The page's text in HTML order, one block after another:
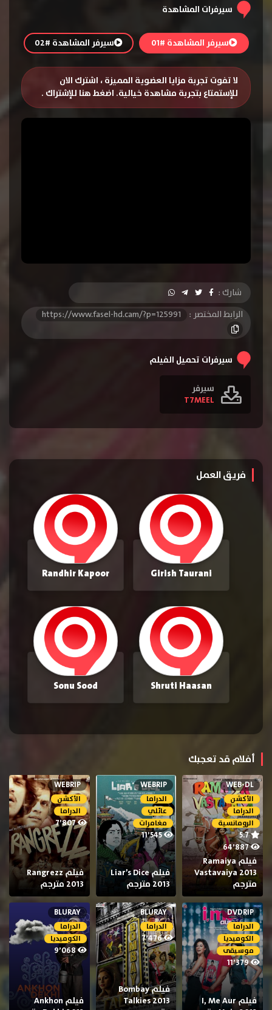
سيرفرات المشاهدة
سيرفر المشاهدة #01 سيرفر المشاهدة #02
لا تفوت تجربة مزايا العضوية المميزة ، اشترك الان
للإستمتاع بتجربة مشاهدة خيالية. اضغط هنا للإشتراك .
شارك :
الرابط المختصر :
https://www.fasel-hd.cam/?p=125991
سيرفرات تحميل الفيلم
سيرفر
T7MEEL
فريق العمل
Girish Taurani
Randhir Kapoor
Shruti Haasan
Sonu Sood
أفلام قد تعجبك
WEB-DL
الأكشن
الدراما
الرومانسية
5.7
64٬887
فيلم Ramaiya
Vastavaiya 2013
مترجم
WEBRIP
الدراما
عائلي
مغامرات
11٬545
فيلم Liar’s Dice
2013 مترجم
WEBRIP
الأكشن
الدراما
7٬807
فيلم Rangrezz
2013 مترجم
DVDRIP
الدراما
الكوميديا
موسيقى
11٬379
فيلم I, Me Aur
BLURAY
الدراما
7٬476
فيلم Bombay
Talkies 2013
BLURAY
الدراما
الكوميديا
9٬068
فيلم Ankhon